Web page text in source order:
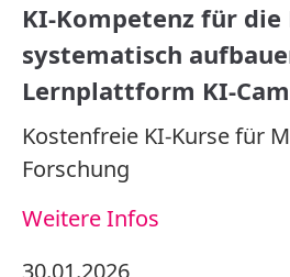
KI-Kompetenz für die
systematisch
Lernplattform KI-
Kostenfreie KI-Kurse für
Forschung
Weitere Infos
30.01.2026